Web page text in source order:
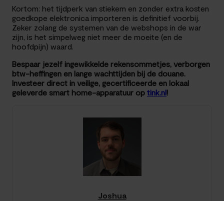
Kortom: het tijdperk van stiekem en zonder extra kosten
goedkope elektronica importeren is definitief voorbij.
Zeker zolang de systemen van de webshops in de war
zijn, is het simpelweg niet meer de moeite (en de
hoofdpijn) waard.
Bespaar jezelf ingewikkelde rekensommetjes, verborgen
btw-heffingen en lange wachttijden bij de douane.
Investeer direct in veilige, gecertificeerde en lokaal
geleverde smart home-apparatuur op tink.nl!
Joshua